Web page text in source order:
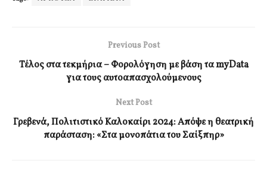
Previous Post
Τέλος στα τεκμήρια – Φορολόγηση με βάση τα myData
για τους αυτοαπασχολούμενους
Next Post
Γρεβενά, Πολιτιστικό Καλοκαίρι 2024: Απόψε η θεατρική
παράσταση: «Στα μονοπάτια του Σαίξπηρ»